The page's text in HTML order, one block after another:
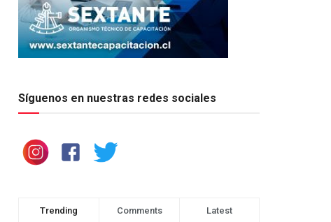
Síguenos en nuestras redes sociales
Trending Comments Latest